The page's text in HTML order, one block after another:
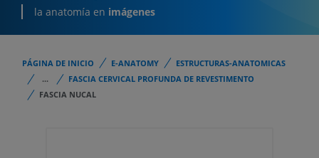
la anatomía en imágenes
PÁGINA DE INICIO E-ANATOMY
ESTRUCTURAS-ANATOMICAS
...
FASCIA CERVICAL PROFUNDA DE REVESTIMENTO
FASCIA NUCAL